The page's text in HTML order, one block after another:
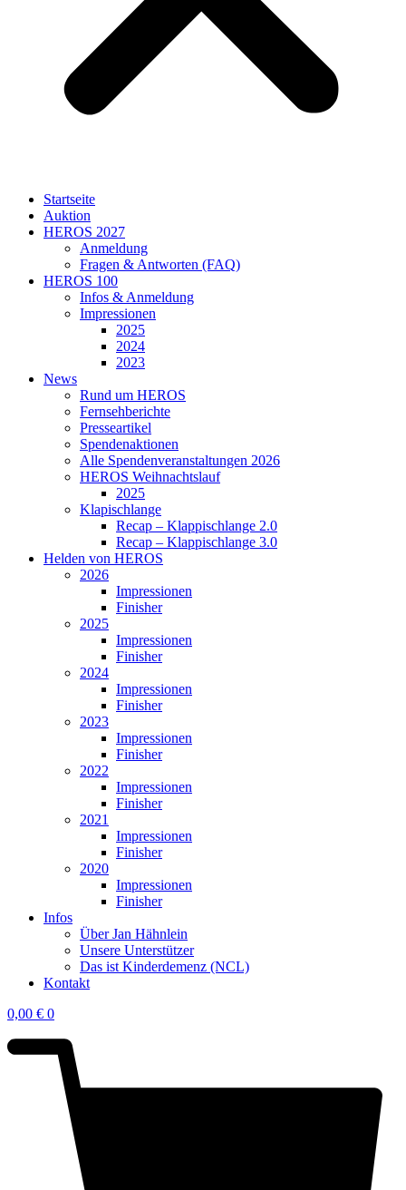
Startseite
Auktion
HEROS 2027
Anmeldung
Fragen & Antworten (FAQ)
HEROS 100
Infos & Anmeldung
Impressionen
2025
2024
2023
News
Rund um HEROS
Fernsehberichte
Presseartikel
Spendenaktionen
Alle Spendenveranstaltungen 2026
HEROS Weihnachtslauf
2025
Klapischlange
Recap – Klappischlange 2.0
Recap – Klappischlange 3.0
Helden von HEROS
2026
Impressionen
Finisher
2025
Impressionen
Finisher
2024
Impressionen
Finisher
2023
Impressionen
Finisher
2022
Impressionen
Finisher
2021
Impressionen
Finisher
2020
Impressionen
Finisher
Infos
Über Jan Hähnlein
Unsere Unterstützer
Das ist Kinderdemenz (NCL)
Kontakt
0,00 € 0